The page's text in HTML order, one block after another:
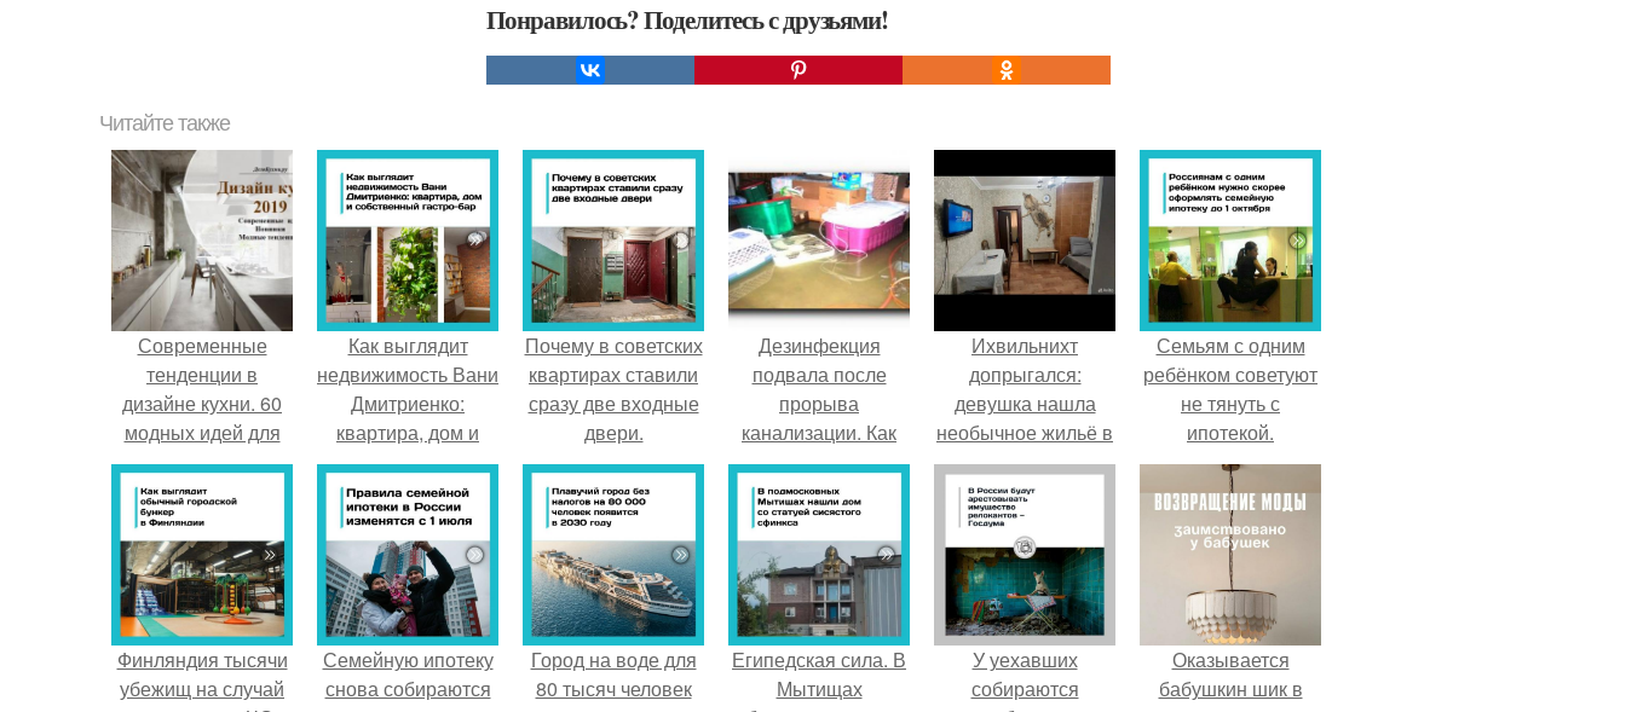
Понравилось? Поделитесь с друзьями!
Читайте также
Современные
тенденции в
дизайне кухни. 60
модных идей для
дизайна
современной кухни
в 2019 году
Как выглядит
недвижимость Вани
Дмитриенко:
квартира, дом и
собственный гастро
- бар.
Почему в советских
квартирах ставили
сразу две входные
двери.
Дезинфекция
подвала после
прорыва
канализации. Как
очистить подвал
после затопления
Ихвильнихт
допрыгался:
девушка нашла
необычное жильё в
Пятигорске.
Семьям с одним
ребёнком советуют
не тянуть с
ипотекой.
Финляндия тысячи
убежищ на случай
Семейную ипотеку
снова собираются
Город на воде для
80 тысяч человек
Египедская сила. В
Мытищах
У уехавших
собираются
Оказывается
бабушкин шик в